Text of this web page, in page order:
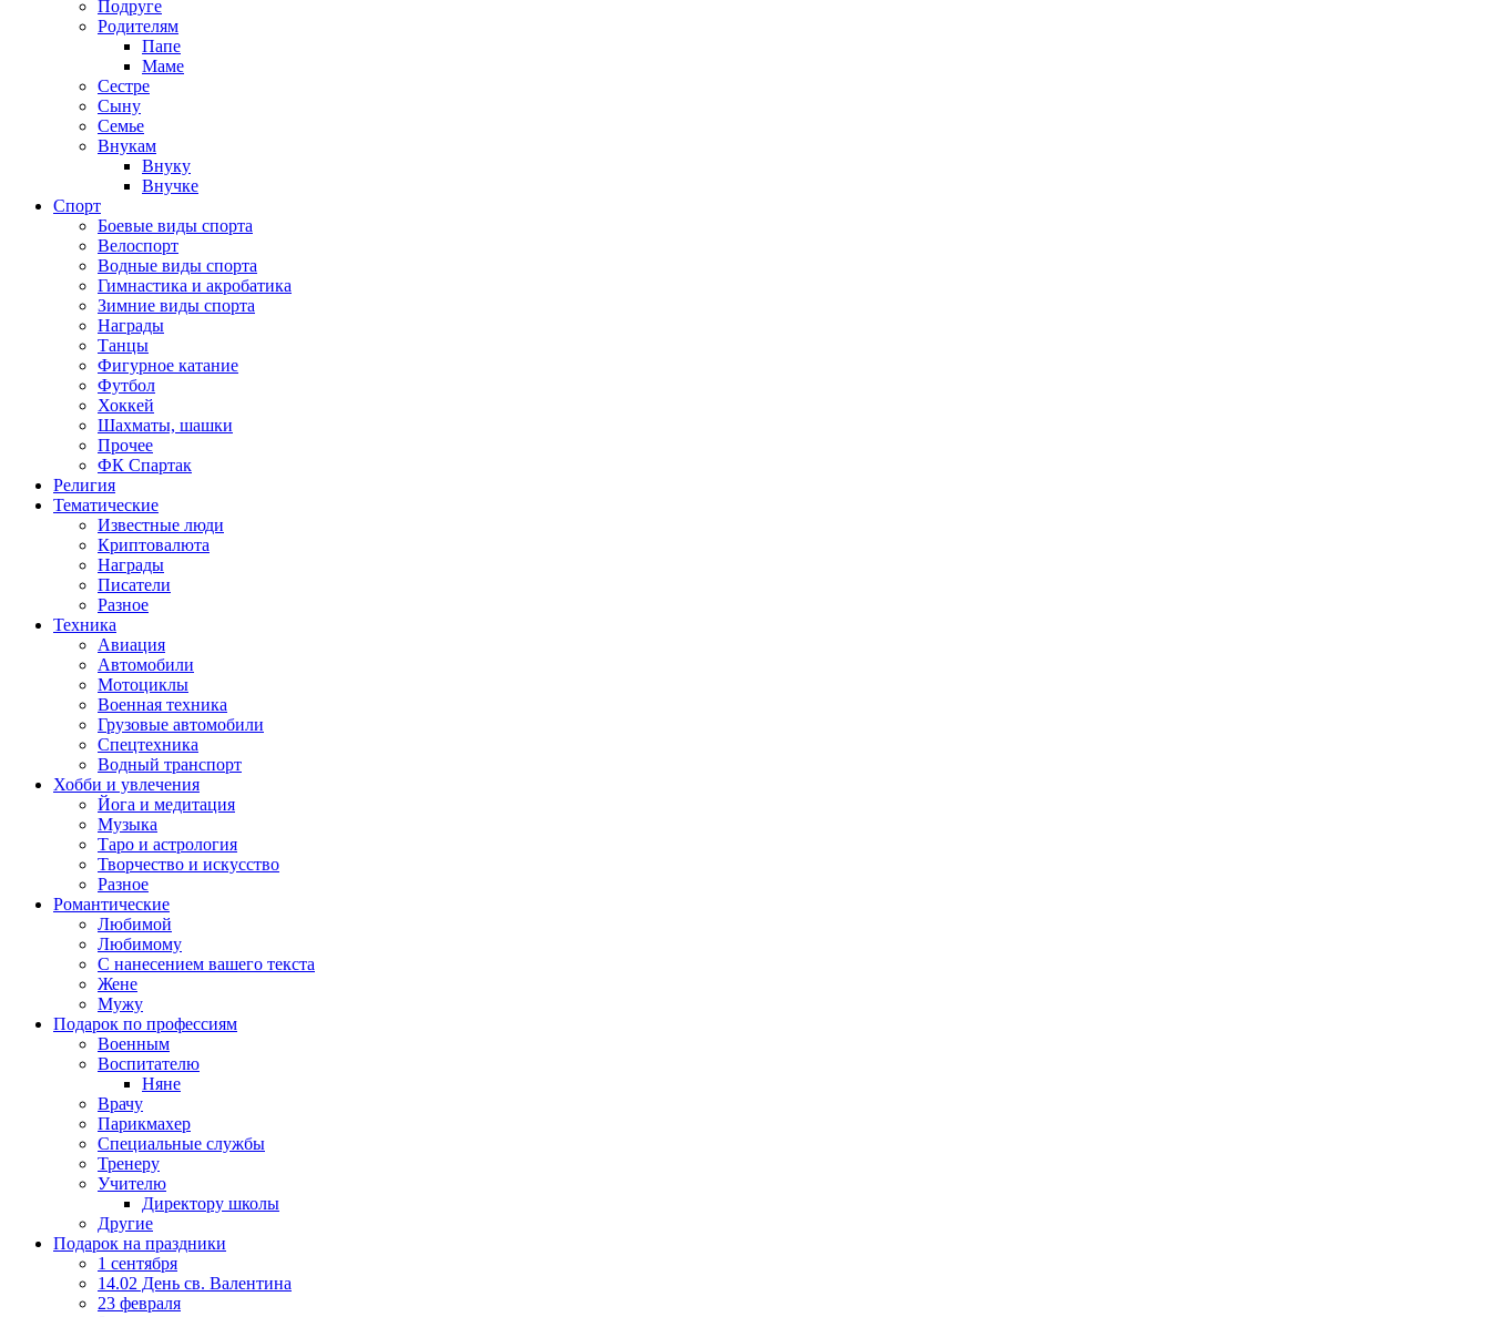
Подруге
Родителям
Папе
Маме
Сестре
Сыну
Семье
Внукам
Внуку
Внучке
Спорт
Боевые виды спорта
Велоспорт
Водные виды спорта
Гимнастика и акробатика
Зимние виды спорта
Награды
Танцы
Фигурное катание
Футбол
Хоккей
Шахматы, шашки
Прочее
ФК Спартак
Религия
Тематические
Известные люди
Криптовалюта
Награды
Писатели
Разное
Техника
Авиация
Автомобили
Мотоциклы
Военная техника
Грузовые автомобили
Спецтехника
Водный транспорт
Хобби и увлечения
Йога и медитация
Музыка
Таро и астрология
Творчество и искусство
Разное
Романтические
Любимой
Любимому
С нанесением вашего текста
Жене
Мужу
Подарок по профессиям
Военным
Воспитателю
Няне
Врачу
Парикмахер
Специальные службы
Тренеру
Учителю
Директору школы
Другие
Подарок на праздники
1 сентября
14.02 День св. Валентина
23 февраля